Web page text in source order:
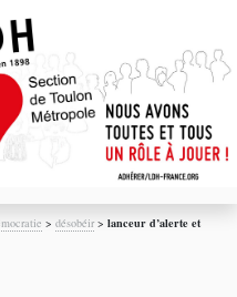
>désobéir>lanceur d’alerte et